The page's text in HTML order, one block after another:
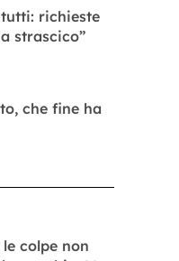
richieste
strascico”
che fine ha
colpe non